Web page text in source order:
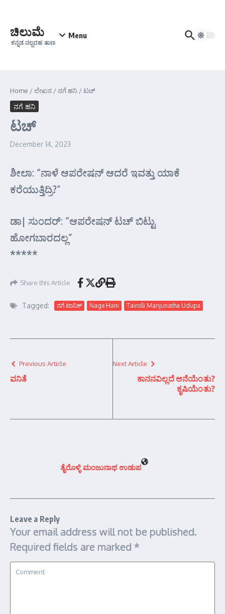
ಚಿಲುಮೆ
ಕನ್ನಡ ನಲ್ಬರಹ ತಾಣ
Menu
Home /ಲೇಖನ /ನಗೆ ಹನಿ /ಟಚ್
ನಗೆ ಹನಿ
ಟಚ್
December 14, 2023
ಶೀಲಾ: “ನಾಳೆ ಆಪರೇಷನ್ ಆದರೆ ಇವತ್ತು ಯಾಕೆ
ಕರೆಯುತ್ತಿದ್ರಿ?”
ಡಾ| ಸುಂದರ್‌: “ಆಪರೇಷನ್ ಟಚ್ ಬಿಟ್ಟು
ಹೋಗಬಾರದಲ್ಲ”
*****
Share this Article
Tagged: ನಗೆ ಟಾನಿಕ್ Nage Hani Tairolli Manjunatha Udupa
Previous Article
ವನಿತೆ
Next Article
ಕಾನನವಿಲ್ಲದೆ ಆನೆಯೆಂತು?
ಕೃಷಿಯೆಂತು?
ತೈರೊಳ್ಳಿ ಮಂಜುನಾಥ ಉಡುಪ
Leave a Reply
Your email address will not be published.
Required fields are marked *